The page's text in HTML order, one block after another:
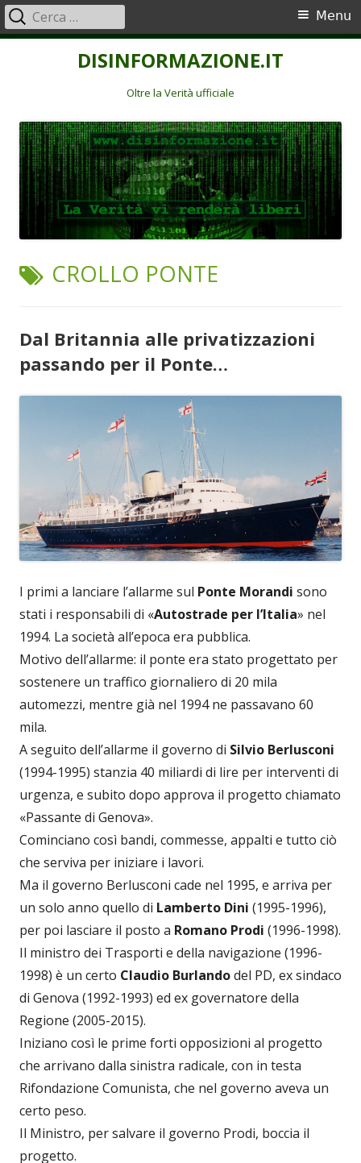
DISINFORMAZIONE.IT
Oltre la Verità ufficiale
Menu
principale
Menu
Ricerca
per:
TAG:
CROLLO PONTE
Dal Britannia alle privatizzazioni
passando per il Ponte…
I primi a lanciare l’allarme sul Ponte Morandi sono
stati i responsabili di «Autostrade per l’Italia» nel
1994. La società all’epoca era pubblica.
Motivo dell’allarme: il ponte era stato progettato per
sostenere un traffico giornaliero di 20 mila
automezzi, mentre già nel 1994 ne passavano 60
mila.
A seguito dell’allarme il governo di Silvio Berlusconi
(1994-1995) stanzia 40 miliardi di lire per interventi di
urgenza, e subito dopo approva il progetto chiamato
«Passante di Genova».
Cominciano così bandi, commesse, appalti e tutto ciò
che serviva per iniziare i lavori.
Ma il governo Berlusconi cade nel 1995, e arriva per
un solo anno quello di Lamberto Dini (1995-1996),
per poi lasciare il posto a Romano Prodi (1996-1998).
Il ministro dei Trasporti e della navigazione (1996-
1998) è un certo Claudio Burlandodel PD, ex sindaco
di Genova (1992-1993) ed ex governatore della
Regione (2005-2015).
Iniziano così le prime forti opposizioni al progetto
che arrivano dalla sinistra radicale, con in testa
Rifondazione Comunista, che nel governo aveva un
certo peso.
Il Ministro, per salvare il governo Prodi, boccia il
progetto.